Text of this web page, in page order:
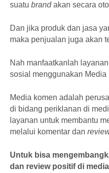
suatu brandakan secara
Dan jika produk dan jasa
maka penjualan juga akan
Nah manfaatkanlah
sosial menggunakan Media
Media komen adalah
di bidang periklanan di
layanan untuk membantu
melalui komentar dan
Untuk bisa
dan review positif di